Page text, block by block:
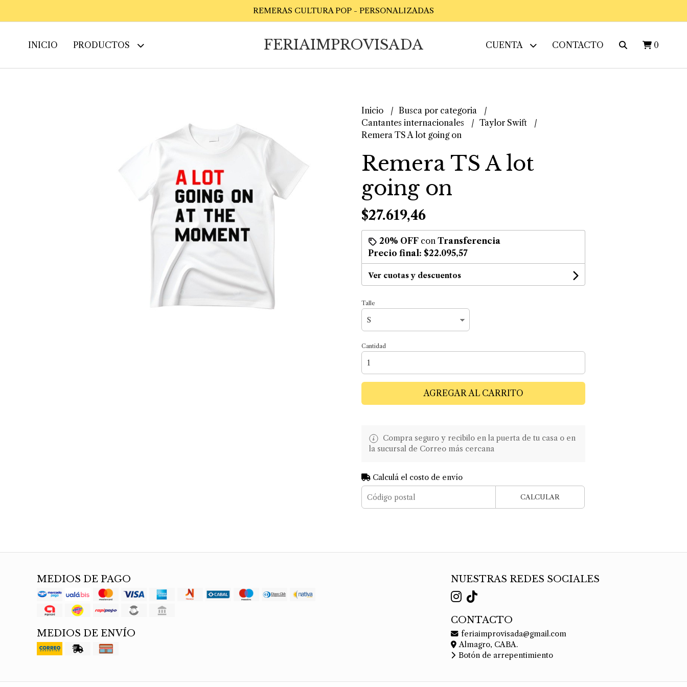
REMERAS CULTURA POP - PERSONALIZADAS
INICIO PRODUCTOS FERIAIMPROVISADA CUENTA CONTACTO 0
Inicio
Busca por categoria
Cantantes internacionales
Taylor Swift
Remera TS A lot going on
Remera TS A lot
going on
$27.619,46
20% OFF con Transferencia
Precio final: $22.095,57
Ver cuotas y descuentos
Talle
Cantidad
AGREGAR AL CARRITO
Compra seguro y recibilo en la puerta de tu casa o en
la sucursal de Correo más cercana
Calculá el costo de envío
CALCULAR
MEDIOS DE PAGO
MEDIOS DE ENVÍO
NUESTRAS REDES SOCIALES
CONTACTO
feriaimprovisada@gmail.com
Almagro, CABA.
Botón de arrepentimiento